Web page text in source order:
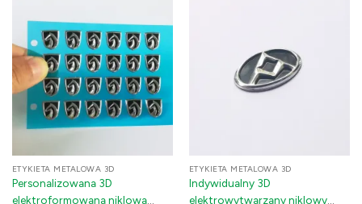
elektroniki
(Srebro/Złoto/Różowe złoto)
ETYKIETA METALOWA 3D
Personalizowana 3D
elektroformowana niklowa
ETYKIETA METALOWA 3D
Indywidualny 3D
elektrowytwarzany niklowy